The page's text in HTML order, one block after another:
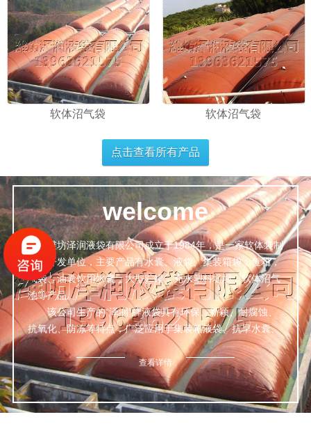
软体沼气袋 软体沼气袋
点击查看所有产品
welcome
潍坊泽润液袋有限公司成立于1984年，是一家软体袋制
造，开发单位，主要产品有水囊、液袋、集装箱袋，鱼箱，
气袋、油囊饮用水囊，大型贮罐，充水塑料堤坝，软体沼气
池等产品。
该公司生产的“泽润”牌液袋具有环保、新颖、耐腐蚀、
抗氧化、防冻等特点，广泛应用于集装箱液袋、抗旱水囊、
鱼箱、桥墩预压等数种液体的包装与运输，经众检验，产品
达标。
公司本着诚信为本、质量优良、服务完善的理念，为世
界五大洲四大洋的新老客户上门量身定做一切适合于该公司
非危液体的优质合格产品。
查看详情